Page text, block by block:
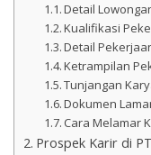
Detail
Kualifikasi
Detail
Ketrampilan
Tunjangan
Dokumen
Cara Melamar
Prospek Karir di